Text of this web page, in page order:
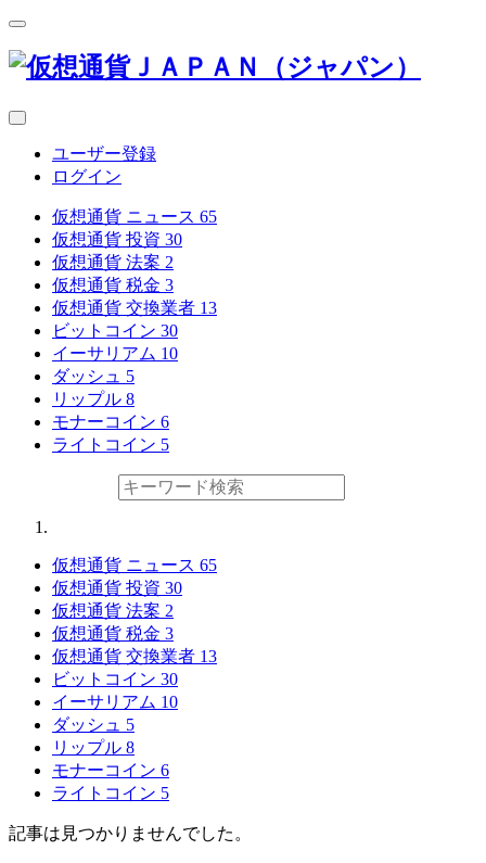
ユーザー登録
ログイン
仮想通貨 ニュース 65
仮想通貨 投資 30
仮想通貨 法案 2
仮想通貨 税金 3
仮想通貨 交換業者 13
ビットコイン 30
イーサリアム 10
ダッシュ 5
リップル 8
モナーコイン 6
ライトコイン 5
仮想通貨 ニュース 65
仮想通貨 投資 30
仮想通貨 法案 2
仮想通貨 税金 3
仮想通貨 交換業者 13
ビットコイン 30
イーサリアム 10
ダッシュ 5
リップル 8
モナーコイン 6
ライトコイン 5
記事は見つかりませんでした。